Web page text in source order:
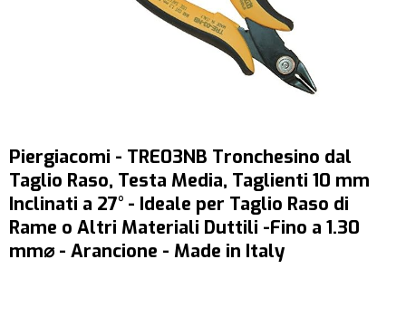
Piergiacomi - TRE03NB Tronchesino dal
Taglio Raso, Testa Media, Taglienti 10 mm
Inclinati a 27° - Ideale per Taglio Raso di
Rame o Altri Materiali Duttili -Fino a 1.30
mm⌀ - Arancione - Made in Italy